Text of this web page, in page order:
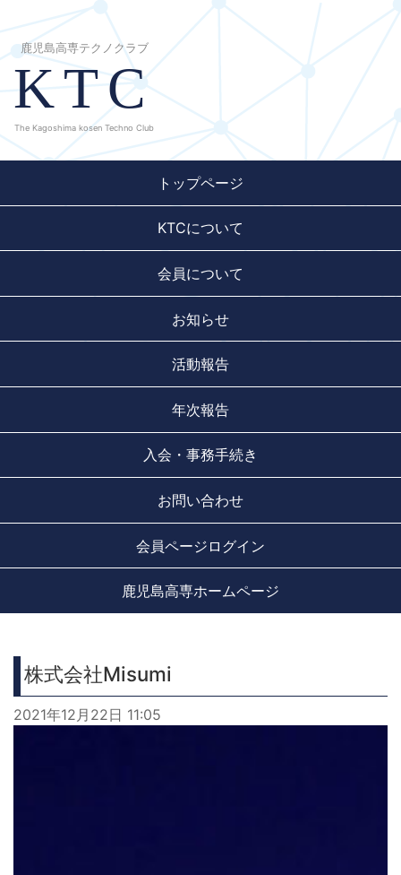
鹿児島高専テクノクラブ
KTC
The Kagoshima kosen Techno Club
トップページ
KTCについて
会員について
お知らせ
活動報告
年次報告
入会・事務手続き
お問い合わせ
会員ページログイン
鹿児島高専ホームページ
株式会社Misumi
2021年12月22日 11:05